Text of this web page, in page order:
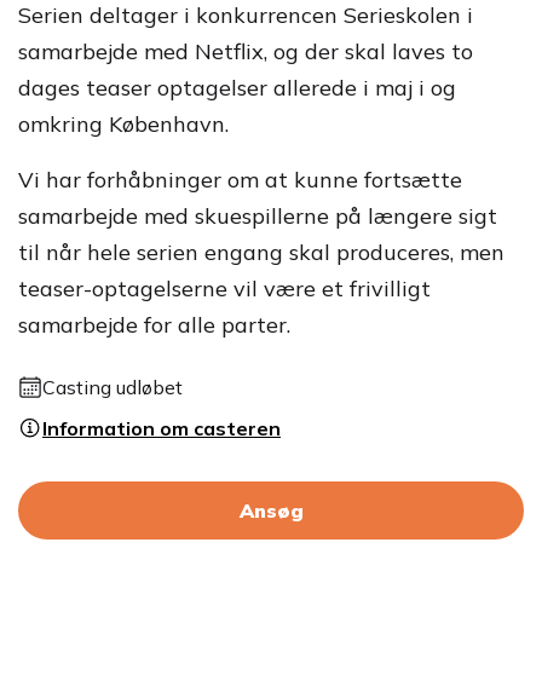
Serien deltager i konkurrencen Serieskolen i
samarbejde med Netflix, og der skal laves to
dages teaser optagelser allerede i maj i og
omkring København.
Vi har forhåbninger om at kunne fortsætte
samarbejde med skuespillerne på længere sigt
til når hele serien engang skal produceres, men
teaser-optagelserne vil være et frivilligt
samarbejde for alle parter.
Casting udløbet
Information om casteren
Ansøg